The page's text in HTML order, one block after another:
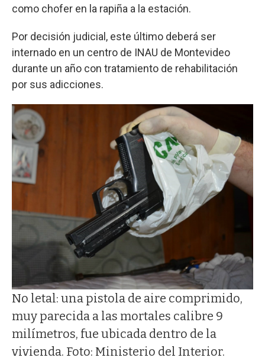
como chofer en la rapiña a la estación.
Por decisión judicial, este último deberá ser
internado en un centro de INAU de Montevideo
durante un año con tratamiento de rehabilitación
por sus adicciones.
No letal: una pistola de aire comprimido,
muy parecida a las mortales calibre 9
milímetros, fue ubicada dentro de la
vivienda. Foto: Ministerio del Interior.